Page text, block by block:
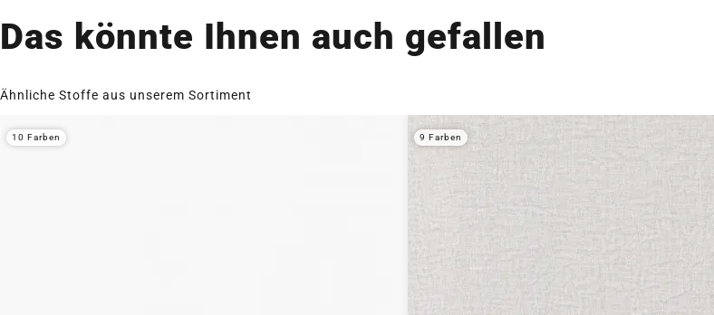
Das könnte Ihnen auch gefallen
Ähnliche Stoffe aus unserem Sortiment
10 Farben 9 Farben